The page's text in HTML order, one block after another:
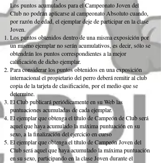
Los puntos acumulados para el Campeonato Joven del
Club no podrán aplicarse al campeonato Absoluto cuando,
por razón de edad, el ejemplar deje de participar en la clase
Joven.
Los puntos obtenidos dentro de una misma exposición por
un mismo ejemplar no serán acumulativos, es decir, sólo se
obtendrán los puntos correspondientes a la mejor
calificación de dicho ejemplar.
Para considerar los puntos obtenidos en una exposición
internacional el propietario del perro deberá remitir al club
copia de la tarjeta de clasificación, por el medio que se
determine.
El Club publicará periódicamente en su Web las
puntuaciones acumuladas de cada ejemplar.
El ejemplar que obtenga el título de Campeón de Club será
aquel que haya acumulado la máxima puntuación en su
sexo, a la finalización del ejercicio en curso
El ejemplar que obtenga el título de Campeón Joven del
Club será aquel que haya acumulado la máxima puntuación
en su sexo, participando en la clase Joven durante el